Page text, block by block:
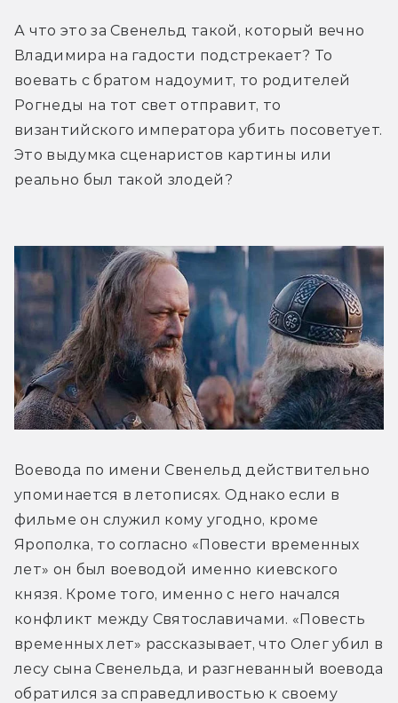
А что это за Свенельд такой, который вечно
Владимира на гадости подстрекает? То
воевать с братом надоумит, то родителей
Рогнеды на тот свет отправит, то
византийского императора убить посоветует.
Это выдумка сценаристов картины или
реально был такой злодей?
Воевода по имени Свенельд действительно
упоминается в летописях. Однако если в
фильме он служил кому угодно, кроме
Ярополка, то согласно «Повести временных
лет» он был воеводой именно киевского
князя. Кроме того, именно с него начался
конфликт между Святославичами. «Повесть
временных лет» рассказывает, что Олег убил в
лесу сына Свенельда, и разгневанный воевода
обратился за справедливостью к своему